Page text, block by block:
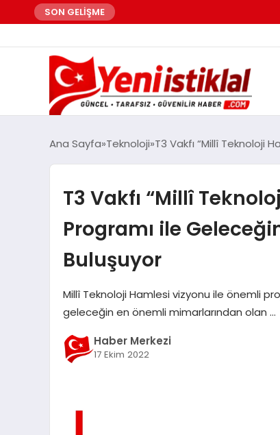
SON GELİŞME
Ana Sayfa Teknoloji T3 Vakfı “Millî Teknoloji
T3 Vakfı “Millî
Programı ile
Buluşuyor
Millî Teknoloji Hamlesi vizyonu ile önemli
geleceğin en önemli mimarlarından olan …
Haber Merkezi
17 Ekim 2022